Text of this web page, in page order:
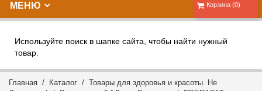
Корзина (0)
МЕНЮ
Используйте поиск в шапке сайта, чтобы найти нужный
товар.
Главная / Каталог / Товары для здоровья и красоты. Не